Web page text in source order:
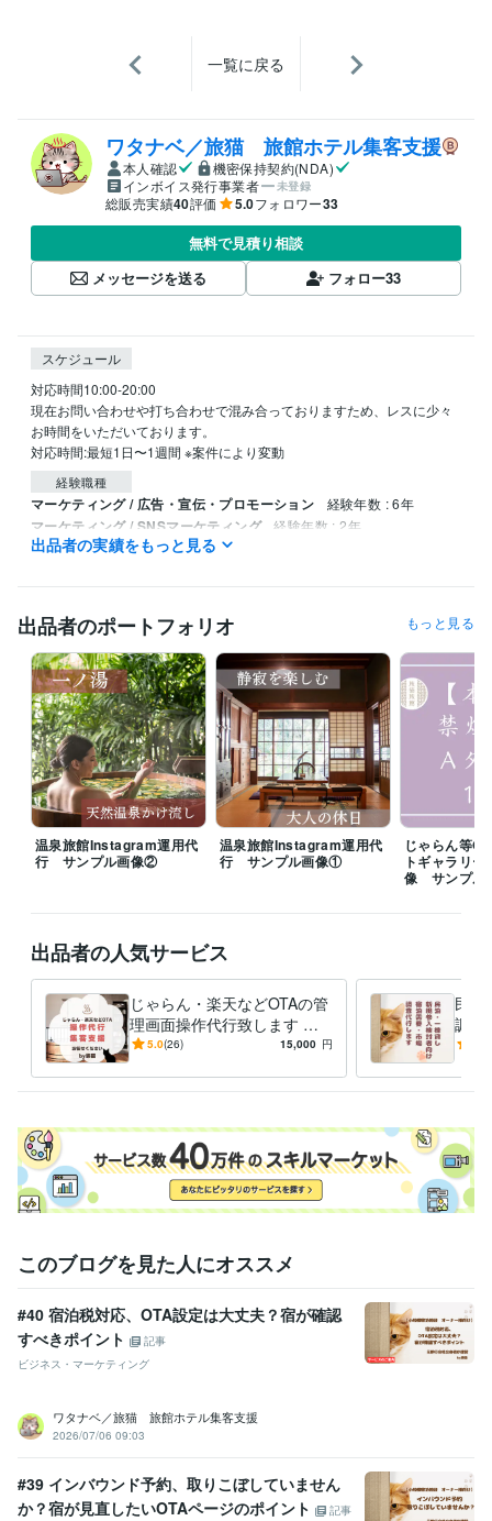
一覧に戻る
ワタナベ／旅猫 旅館ホテル集客支援
本人確認
機密保持契約(NDA)
インボイス発行事業者
未登録
総販売実績40評価 5.0フォロワー33
無料で見積り相談
メッセージを送る
フォロー33
スケジュール
対応時間10:00-20:00
現在お問い合わせや打ち合わせで混み合っておりますため、レスに少々
お時間をいただいております。
対応時間:最短1日〜1週間 ※案件により変動
経験職種
マーケティング / 広告・宣伝・プロモーション 経験年数 : 6年
マーケティング / SNSマーケティング 経験年数 : 2年
営業 / 法人営業 経験年数 : 5年
カスタマーサポート・カスタマーサクセス / カスタマーサクセス
経
験年数 : 7年
ビジネス・クリエイティブツール
ChatGPT:2年DALL-E:2年Canva:2年Wix:1年Excel:8年
Google スライド:2年Google ドキュメント:2年
PowerPoint:8年
Word:8年STORES:3年CapCut:2年Vrew:2年VLLO:2年
得意分野
Web制作・HP作成・EC構築 OTA管理画面
宿泊 旅行 ホテル OTA 旅行会社 じゃらん 楽天 一休
集客・マーケティング相談 じゃらん楽天OTA集客支援
旅館 ホテル
出品者の実績をもっと見る
出品者のポートフォリオ もっと見る
温泉旅館Instagram運用代
行 サンプル画像②
温泉旅館Instagram運用代
行 サンプル画像①
じゃらん等
トギャラリ
像 サンプル
出品者の人気サービス
じゃらん・楽天などOTAの管
理画面操作代行致します 元
旅行会社出身者が旅館ホテル
5.0(26) 15,000 円
民泊
調査
と
このブログを見た人にオススメ
#40 宿泊税対応、OTA設定は大丈夫？宿が確認
すべきポイント
記事
ビジネス・マーケティング
ワタナベ／旅猫 旅館ホテル集客支援
2026/07/06 09:03
#39 インバウンド予約、取りこぼしていません
か？宿が見直したいOTAページのポイント
記事